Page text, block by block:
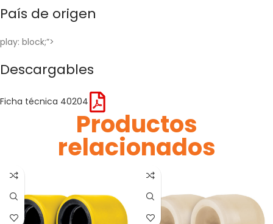
País de origen
play: block;”>
Descargables
Ficha técnica 40204
Productos
relacionados